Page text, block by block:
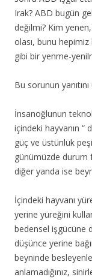
Irak? ABD bugün
değilmi? Kim
olası, bunu
gibi bir yenme-
Bu sorunun
İnsanoğlunun
içindeki hayvanın “
güç ve üstünlük
günümüzde durum
diğer yanda ise
İçindeki hayvanı
yerine yüreğini
bedensel işgücüne
düşünce yerine
beyninde
anlamadığınız,